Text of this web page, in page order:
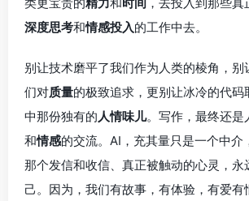
深度思考和情感投入的工作中去。
别让技术磨平了我们作为人类的棱角，别
们对质量的极致追求，更别让冰冷的代码
中那份独有的 人情味儿。写作，最终还是
和情感的交流。AI，充其量只是一个中介
那个发信和收信、真正被触动的心灵，永
己。因为，我们有故事，有体验，有爱有